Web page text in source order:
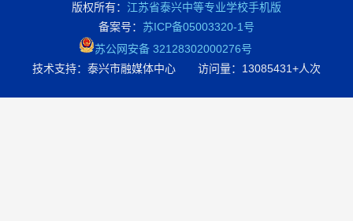
版权所有： 江苏省泰兴中等专业学校手机版
备案号： 苏ICP备05003320-1号
苏公网安备 32128302000276号
技术支持：泰兴市融媒体中心 访问量： 13085431+人次